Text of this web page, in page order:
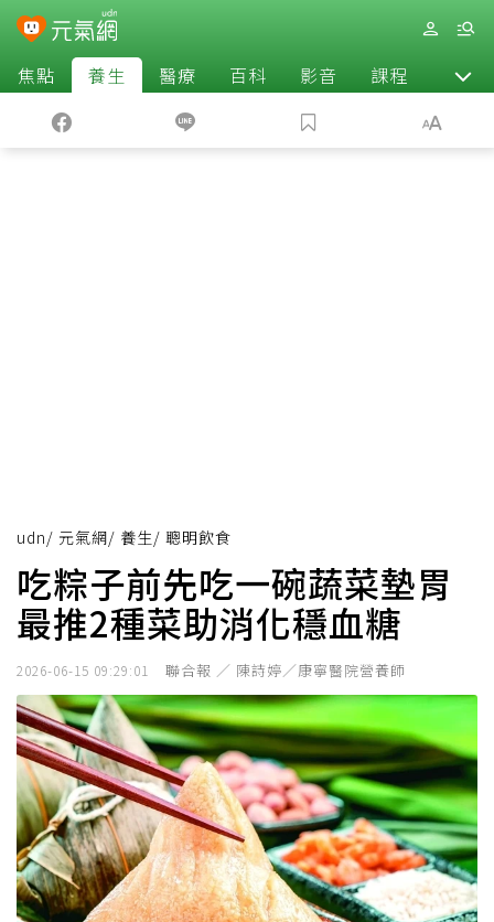
焦點 養生 醫療 百科 影音 課程 退休
udn/ 元氣網/ 養生/ 聰明飲食
吃粽子前先吃一碗蔬菜墊胃
最推2種菜助消化穩血糖
2026-06-15 09:29:01 聯合報 ／ 陳詩婷／康寧醫院營養師